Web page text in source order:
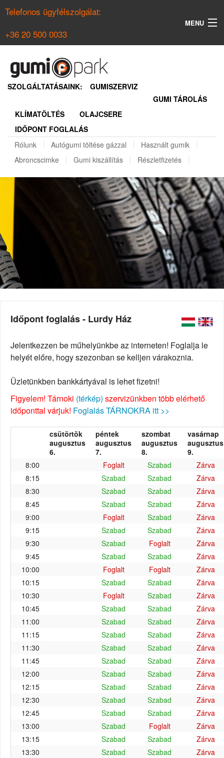
Telefonos ügyfélszolgálat:
+36 20 500 0033
MENU
NYÁRI GUMI KERESŐ
REGISZTRÁCIÓ
SZOLGÁLTATÁSAINK:
GUMISZERVIZ
GUMI TÁROLÁS
KLÍMATÖLTÉS
OLAJCSERE
IDŐPONT FOGLALÁS
Rólunk
Autógumi töltése gázzal
Használt gumik
Abroncscimke
Gumi kiszállítás Részletfizetés
Időpont foglalás - Lurdy Ház
Jelentkezzen be műhelyünkbe az interneten! Foglalja le
helyét előre, hogy szezonban se kelljen várakoznia.
Üzletünkben bankkártyával is lehet fizetni!
Figyelem! Tárnoki (térkép) szervizünkben több elérhető
időponttal várjuk! Foglalás TÁRNOKRA itt >>
csütörtök
augusztus
6.
péntek
augusztus
7.
szombat
augusztus
8.
vasárnap
augusztus
9.
8:00
Foglalt Szabad
Zárva
8:15
Szabad Szabad
Zárva
8:30
Szabad Szabad
Zárva
8:45
Szabad Szabad
Zárva
9:00
Foglalt Szabad
Zárva
9:15
Szabad Szabad
Zárva
9:30
Szabad Foglalt
Zárva
9:45
Szabad Szabad
Zárva
10:00
Foglalt Foglalt
Zárva
10:15
Szabad Szabad
Zárva
10:30
Foglalt Szabad
Zárva
10:45
Szabad Szabad
Zárva
11:00
Szabad Szabad
Zárva
11:15
Szabad Szabad
Zárva
11:30
Szabad Szabad
Zárva
11:45
Szabad Szabad
Zárva
12:00
Szabad Szabad
Zárva
12:15
Szabad Szabad
Zárva
12:30
Szabad Szabad
Zárva
12:45
Szabad Szabad
Zárva
13:00
Szabad Foglalt
Zárva
13:15
Szabad Szabad
Zárva
13:30
Szabad Szabad
Zárva